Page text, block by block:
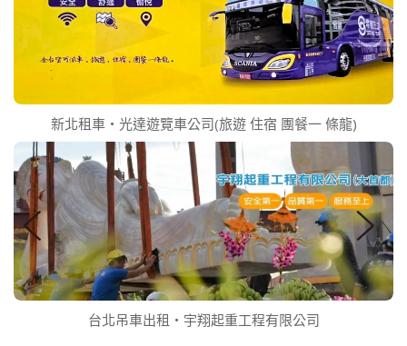
新北租車‧光達遊覽車公司(旅遊 住宿 團餐一 條龍)
台北吊車出租‧宇翔起重工程有限公司